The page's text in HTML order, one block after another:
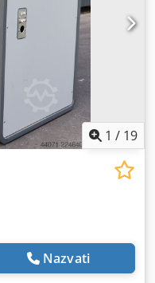
1 / 19
Nazvati